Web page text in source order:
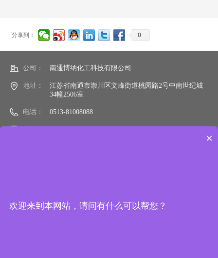
分享到： 0
公司： 南通博纳化工科技有限公司
地址：
江苏省南通市崇川区文峰街道桃园路2号中南世纪城
34幢2506室
电话： 0513-81008088
×
欢迎来到本网站，请问有什么可以帮您？